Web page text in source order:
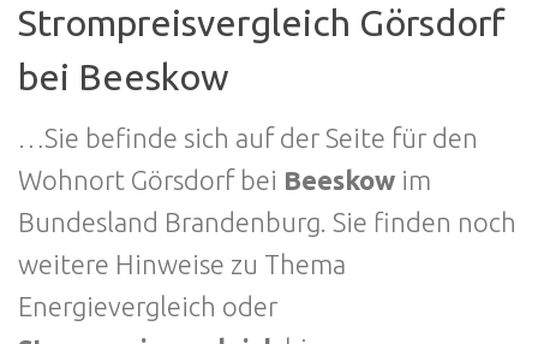
Strompreisvergleich Görsdorf
bei Beeskow
…Sie befinde sich auf der Seite für den
Wohnort Görsdorf bei Beeskow im
Bundesland Brandenburg. Sie finden noch
weitere Hinweise zu Thema
Energievergleich oder